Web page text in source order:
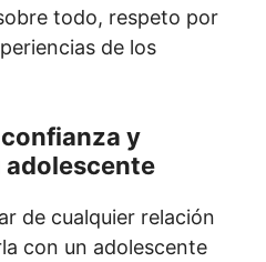
todo, respeto por
de los
y
de cualquier relación
con un adolescente